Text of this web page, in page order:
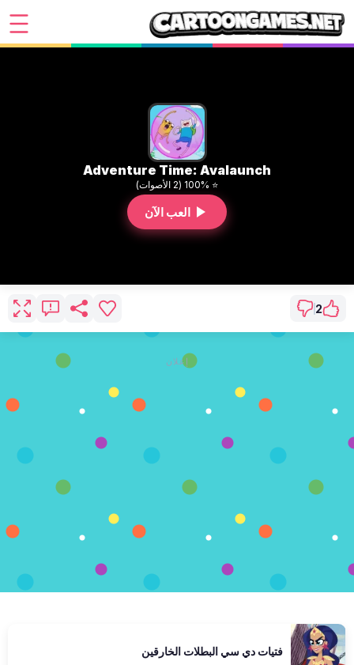
Adventure Time: Avalaunch
⭐ 100% (2 الأصوات)
العب الآن
2
إعلان
فتيات دي سي البطلات الخارقين